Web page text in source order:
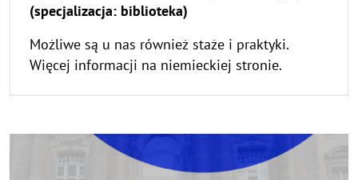
(specjalizacja: biblioteka)
Możliwe są u nas również staże i praktyki.
Więcej informacji na niemieckiej stronie.